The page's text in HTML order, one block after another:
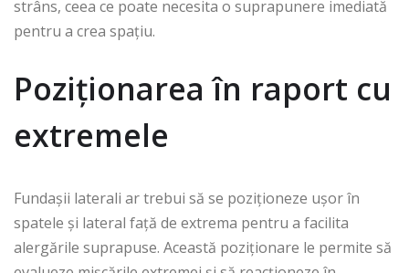
strâns, ceea ce poate necesita o suprapunere imediată
pentru a crea spațiu.
Poziționarea în raport cu
extremele
Fundașii laterali ar trebui să se poziționeze ușor în
spatele și lateral față de extrema pentru a facilita
alergările suprapuse. Această poziționare le permite să